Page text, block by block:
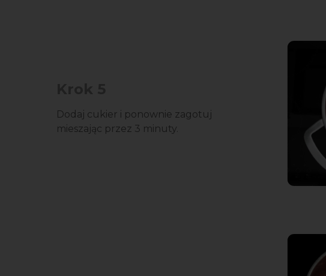
Dodaj cukier i ponownie zagotuj
mieszając przez 3 minuty.